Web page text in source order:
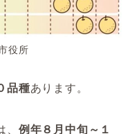
役所
品種あります。
例年８月中旬～１